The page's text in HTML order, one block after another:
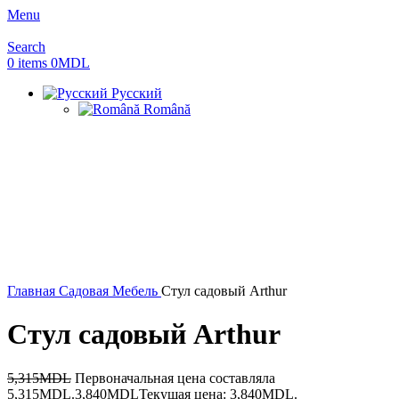
Menu
Search
0 items 0MDL
Русский
Română
Главная Садовая Мебель Стул садовый Arthur
Стул садовый Arthur
5,315MDL Первоначальная цена составляла
5,315MDL.3,840MDLТекущая цена: 3,840MDL.